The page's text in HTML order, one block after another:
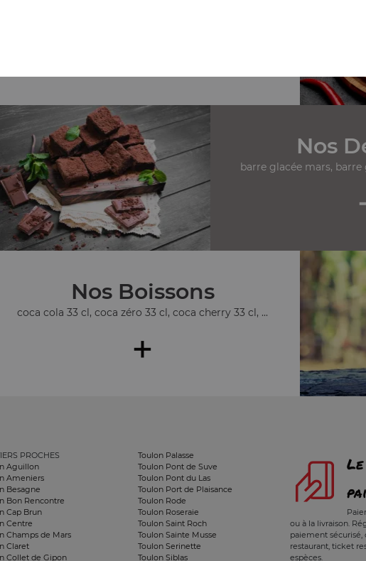
Nos
barre glacée mars,
Nos Boissons
coca cola 33 cl, coca zéro 33 cl, coca cherry 33 cl, ...
+
PROCHES
Aguillon
Ameniers
Besagne
Bon Rencontre
Cap Brun
Centre
Champs de Mars
Claret
Collet de Gipon
Toulon Palasse
Toulon Pont de Suve
Toulon Pont du Las
Toulon Port de Plaisance
Toulon Rode
Toulon Roseraie
Toulon Saint Roch
Toulon Sainte Musse
Toulon Serinette
Toulon Siblas
ou à la livraison.
paiement sécurisé,
restaurant, ticket
espèces.